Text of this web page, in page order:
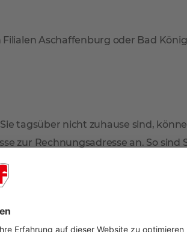
Aschaffenburg oder Bad
tagsüber nicht zuhause sind,
zur Rechnungsadresse an. So sind
Ihr Produkt zur erneuten
Briefkasten.
der Artikelseite unter dem